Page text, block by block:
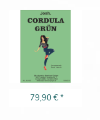
79,90 €*